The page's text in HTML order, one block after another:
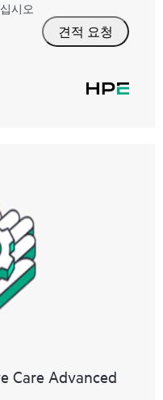
시오
견적 요청
Care Advanced